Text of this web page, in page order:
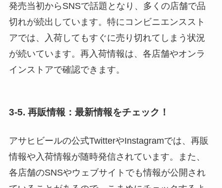
発売当初からSNSで話題となり、多くの店舗で品
切れが続出しています。特にコンビニエンススト
アでは、入荷してもすぐに売り切れてしまう状況
が続いています。再入荷情報は、各店舗やオンラ
インストアで確認できます。
3-5. 再販情報：最新情報をチェック！
アサヒビールの公式TwitterやInstagramでは、再販
情報や入荷情報が随時発信されています。また、
各店舗のSNSやウェブサイトでも情報が公開され